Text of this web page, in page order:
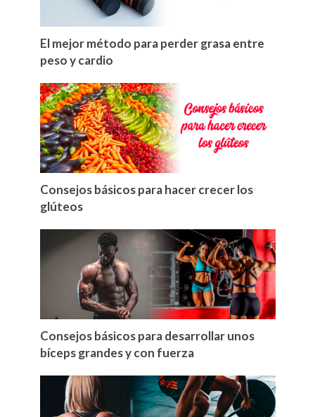
El mejor método para perder grasa entre
peso y cardio
Consejos básicos para hacer crecer los
glúteos
Consejos básicos para desarrollar unos
bíceps grandes y con fuerza